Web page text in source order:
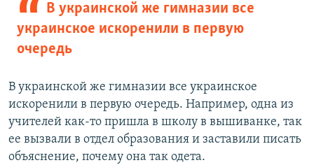
В украинской же гимназии все
украинское искоренили в первую
очередь
В украинской же гимназии все украинское
искоренили в первую очередь. Например, одна из
учителей как-то пришла в школу в вышиванке, так
ее вызвали в отдел образования и заставили писать
объяснение, почему она так одета.